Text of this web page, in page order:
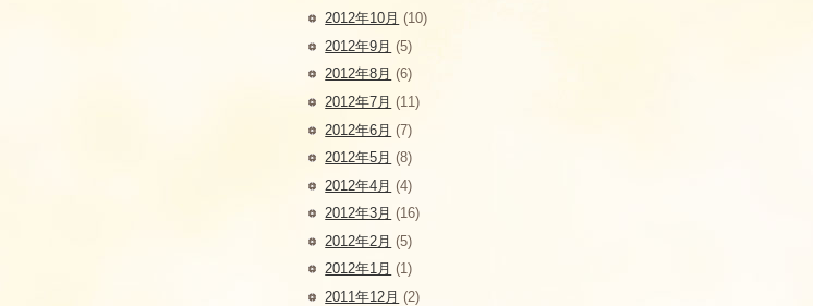
2012年10月 (10)
2012年9月 (5)
2012年8月 (6)
2012年7月 (11)
2012年6月 (7)
2012年5月 (8)
2012年4月 (4)
2012年3月 (16)
2012年2月 (5)
2012年1月 (1)
2011年12月 (2)